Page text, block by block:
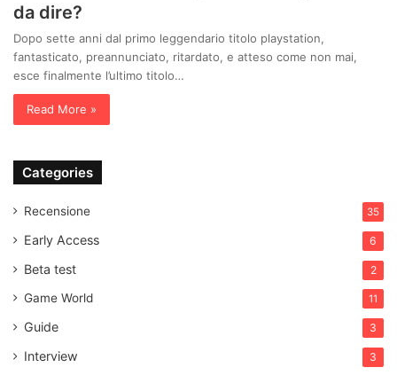
da dire?
Dopo sette anni dal primo leggendario titolo playstation,
fantasticato, preannunciato, ritardato, e atteso come non mai,
esce finalmente l’ultimo titolo…
Read More »
Categories
Recensione 35
Early Access 6
Beta test 2
Game World 11
Guide 3
Interview 3